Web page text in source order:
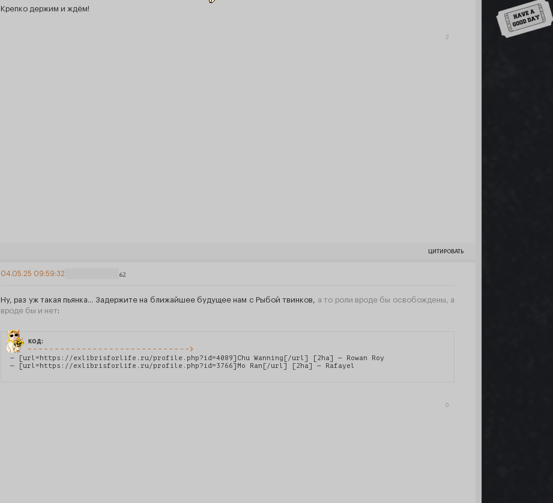
Крепко держим и ждём!
2
ЦИТИРОВАТЬ
62
04.05.25 09:59:32
Ну, раз уж такая пьянка... Задержите на ближайшее будущее нам с Рыбой твинков, а то роли вроде бы освобождены, а
вроде бы и нет:
код:
— [url=https://exlibrisforlife.ru/profile.php?id=4089]Chu Wanning[/url] [2ha] — Rowan Roy
— [url=https://exlibrisforlife.ru/profile.php?id=3766]Mo Ran[/url] [2ha] — Rafayel
0